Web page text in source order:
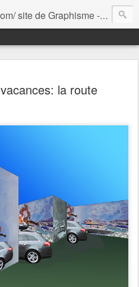
- Illustrations - Edition - Animations - Publicité
la route